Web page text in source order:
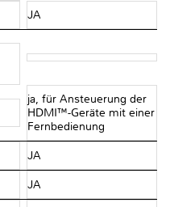
JA
ja, für Ansteuerung der
HDMI™-Geräte mit einer
Fernbedienung
JA
JA